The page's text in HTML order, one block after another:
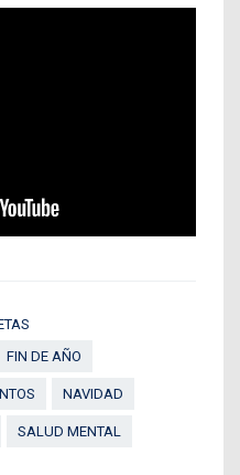
FIN DE AÑO
NAVIDAD
SALUD MENTAL